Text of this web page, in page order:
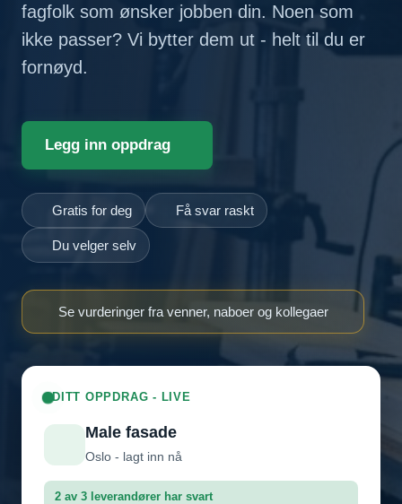
fagfolk som ønsker jobben din. Noen som
ikke passer? Vi bytter dem ut - helt til du er
fornøyd.
Legg inn oppdrag
Gratis for deg Få svar raskt
Du velger selv
Se vurderinger fra venner, naboer og kollegaer
DITT OPPDRAG - LIVE
Male fasade
Oslo - lagt inn nå
2 av 3 leverandører har svart